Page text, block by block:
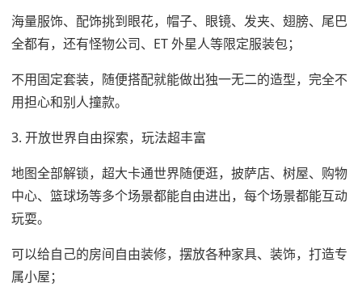
海量服饰、配饰挑到眼花，帽子、眼镜、发夹、翅膀、尾巴
全都有，还有怪物公司、ET 外星人等限定服装包；
不用固定套装，随便搭配就能做出独一无二的造型，完全不
用担心和别人撞款。
3. 开放世界自由探索，玩法超丰富
地图全部解锁，超大卡通世界随便逛，披萨店、树屋、购物
中心、篮球场等多个场景都能自由进出，每个场景都能互动
玩耍。
可以给自己的房间自由装修，摆放各种家具、装饰，打造专
属小屋；